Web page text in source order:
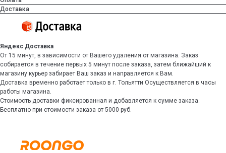
Доставка
Яндекс Доставка
От 15 минут, в зависимости от Вашего удаления от магазина. Заказ
собирается в течение первых 5 минут после заказа, затем ближайший к
магазину курьер забирает Ваш заказ и направляется к Вам.
Доставка временно работает только в г. Тольятти Осуществляется в часы
работы магазина.
Стоимость доставки фиксированная и добавляется к сумме заказа.
Бесплатно при стоимости заказа от 5000 руб.